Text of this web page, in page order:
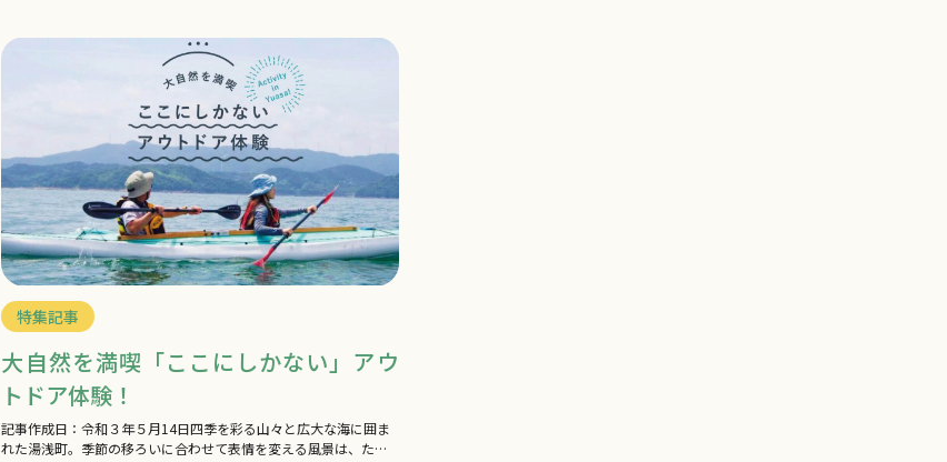
特集記事
大自然を満喫「ここにしかない」アウ
トドア体験！
記事作成日：令和３年５月14日四季を彩る山々と広大な海に囲ま
れた湯浅町。季節の移ろいに合わせて表情を変える風景は、ただ